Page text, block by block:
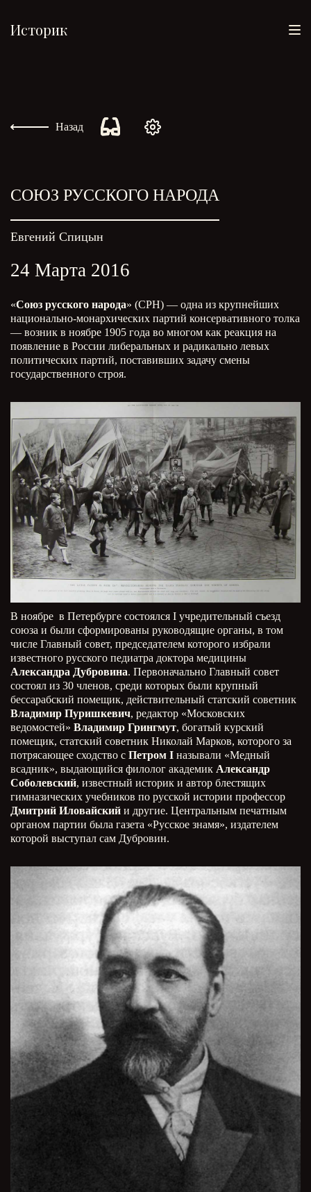
Историк
Назад
СОЮЗ РУССКОГО НАРОДА
24 Марта 2016
Евгений Спицын
«Союз русского народа» (СРН) — одна из крупнейших
национально-монархических партий консервативного толка
— возник в ноябре 1905 года во многом как реакция на
появление в России либеральных и радикально левых
политических партий, поставивших задачу смены
государственного строя.
В ноябре в Петербурге состоялся I учредительный съезд
cоюза и были сформированы руководящие органы, в том
числе Главный совет, председателем которого избрали
известного русского педиатра доктора медицины
Александра Дубровина. Первоначально Главный совет
состоял из 30 членов, среди которых были крупный
бессарабский помещик, действительный статский советник
Владимир Пуришкевич, редактор «Московских
ведомостей» Владимир Грингмут, богатый курский
помещик, статский советник Николай Марков, которого за
потрясающее сходство с Петром I называли «Медный
всадник», выдающийся филолог академик Александр
Соболевский, известный историк и автор блестящих
гимназических учебников по русской истории профессор
Дмитрий Иловайский и другие. Центральным печатным
органом партии была газета «Русское знамя», издателем
которой выступал сам Дубровин.